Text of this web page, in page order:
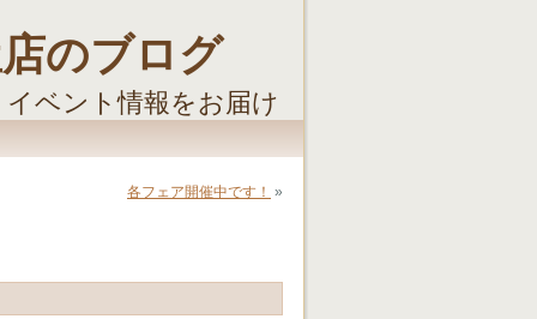
のブログ
ベント情報をお届け
各フェア開催中です！ »